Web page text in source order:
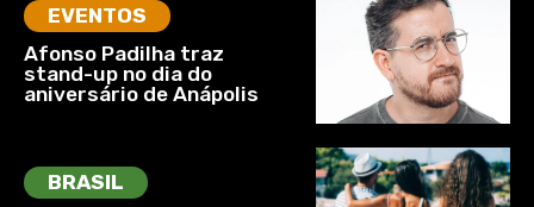
EVENTOS
Afonso Padilha traz
stand-up no dia do
aniversário de Anápolis
BRASIL